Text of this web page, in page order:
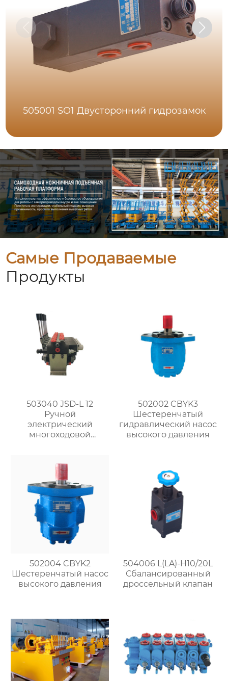
505001 SO1 Двусторонний гидрозамок
Самые Продаваемые
Продукты
503040 JSD-L 12
Ручной
электрический
многоходовой
502002 CBYK3
Шестеренчатый
гидравлический насос
высокого давления
502004 CBYK2
Шестеренчатый насос
высокого давления
504006 L(LA)-H10/20L
Сбалансированный
дроссельный клапан